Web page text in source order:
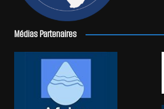
Médias Partenaires